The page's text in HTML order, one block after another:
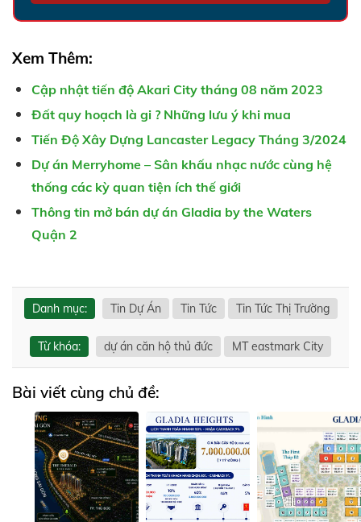
Xem Thêm:
Cập nhật tiến độ Akari City tháng 08 năm 2023
Đất quy hoạch là gi ? Những lưu ý khi mua
Tiến Độ Xây Dựng Lancaster Legacy Tháng 3/2024
Dự án Merryhome – Sân khấu nhạc nước cùng hệ
thống các kỳ quan tiện ích thế giới
Thông tin mở bán dự án Gladia by the Waters
Quận 2
Danh mục: Tin Dự Án Tin Tức Tin Tức Thị Trường
Từ khóa: dự án căn hộ thủ đức MT eastmark City
Bài viết cùng chủ đề: